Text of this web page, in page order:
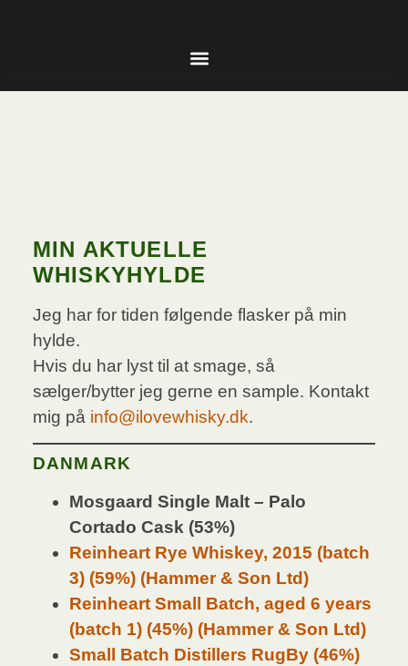
MIN AKTUELLE
WHISKYHYLDE
Jeg har for tiden følgende flasker på min
hylde.
Hvis du har lyst til at smage, så
sælger/bytter jeg gerne en sample. Kontakt
mig på info@ilovewhisky.dk.
DANMARK
Mosgaard Single Malt – Palo
Cortado Cask (53%)
Reinheart Rye Whiskey, 2015 (batch
3) (59%) (Hammer & Son Ltd)
Reinheart Small Batch, aged 6 years
(batch 1) (45%) (Hammer & Son Ltd)
Small Batch Distillers RugBy (46%)